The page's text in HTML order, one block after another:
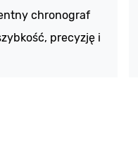
chronograf
precyzję i